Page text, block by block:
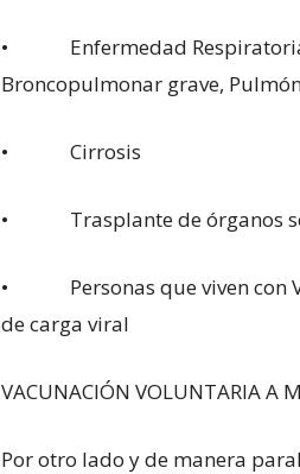
• Enfermedad Respiratoria
Broncopulmonar grave,
• Cirrosis
• Trasplante de órganos
• Personas que viven con
de carga viral
VACUNACIÓN VOLUNTARIA A
Por otro lado y de manera